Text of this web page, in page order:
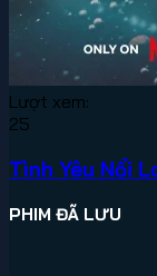
Lượt xem:
25
Tình Yêu Nổi
PHIM ĐÃ LƯU